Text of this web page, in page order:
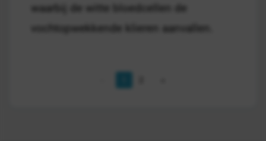
waarbij de witte bloedcellen de
vochtopwekkende klieren aanvallen.